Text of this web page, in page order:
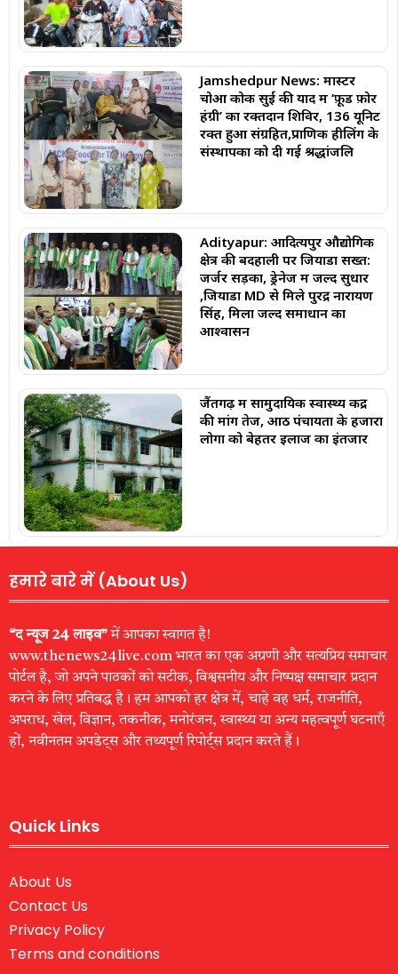
Jamshedpur News: मास्टर
चोआ कोक सुई की याद में ‘फ़ूड फ़ोर
हंग्री’ का रक्तदान शिविर, 136 यूनिट
रक्त हुआ संग्रहित,प्राणिक हीलिंग के
संस्थापकों को दी गई श्रद्धांजलि
Adityapur: आदित्यपुर औद्योगिक
क्षेत्र की बदहाली पर जियाडा सख्त:
जर्जर सड़कों, ड्रेनेज में जल्द सुधार
,जियाडा MD से मिले पुरेंद्र नारायण
सिंह, मिला जल्द समाधान का
आश्वासन
जैंतगढ़ में सामुदायिक स्वास्थ्य केंद्र
की मांग तेज, आठ पंचायतों के हजारों
लोगों को बेहतर इलाज का इंतजार
हमारे बारे में (About Us)
“द न्यूज 24 लाइव”में आपका स्वागत है!
www.thenews24live.com भारत का एक अग्रणी और सत्यप्रिय समाचार
पोर्टल है, जो अपने पाठकों को सटीक, विश्वसनीय और निष्पक्ष समाचार प्रदान
करने के लिए प्रतिबद्ध है। हम आपको हर क्षेत्र में, चाहे वह धर्म, राजनीति,
अपराध, खेल, विज्ञान, तकनीक, मनोरंजन, स्वास्थ्य या अन्य महत्वपूर्ण घटनाएँ
हों, नवीनतम अपडेट्स और तथ्यपूर्ण रिपोर्ट्स प्रदान करते हैं।
Quick Links
About Us
Contact Us
Privacy Policy
Terms and conditions